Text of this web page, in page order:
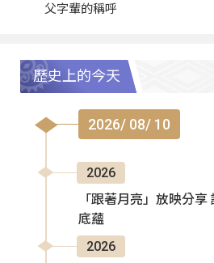
父字輩的稱呼
歷史上的今天
2026/ 08/ 10
2026
「跟著月亮」放映分
底蘊
2026